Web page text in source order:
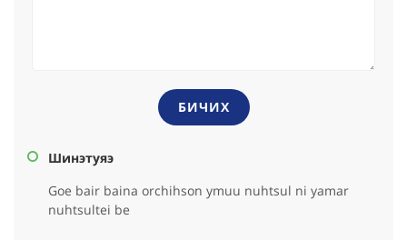
БИЧИХ
Шинэтуяэ
Goe bair baina orchihson ymuu nuhtsul ni yamar
nuhtsultei be